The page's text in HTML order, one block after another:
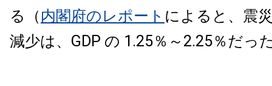
る（ 内閣府のレポート によると、震
減少は、GDP の 1.25％～2.25％だっ